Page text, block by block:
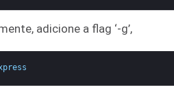
adicione a flag ‘-g’,